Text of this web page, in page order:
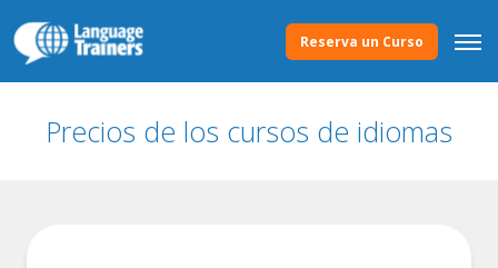
Reserva un Curso
Precios de los cursos de idiomas